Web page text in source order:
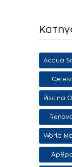
Acqua
Piscina
World